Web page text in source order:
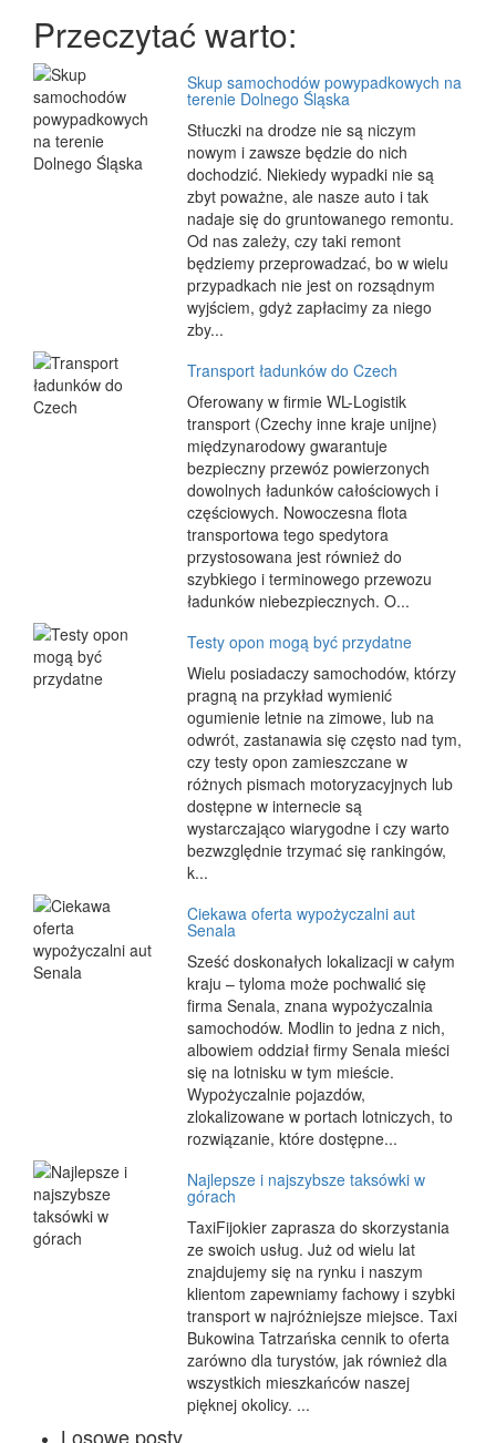
Przeczytać warto:
Skup samochodów powypadkowych na
terenie Dolnego Śląska
Stłuczki na drodze nie są niczym
nowym i zawsze będzie do nich
dochodzić. Niekiedy wypadki nie są
zbyt poważne, ale nasze auto i tak
nadaje się do gruntowanego remontu.
Od nas zależy, czy taki remont
będziemy przeprowadzać, bo w wielu
przypadkach nie jest on rozsądnym
wyjściem, gdyż zapłacimy za niego
zby...
Transport ładunków do Czech
Oferowany w firmie WL-Logistik
transport (Czechy inne kraje unijne)
międzynarodowy gwarantuje
bezpieczny przewóz powierzonych
dowolnych ładunków całościowych i
częściowych. Nowoczesna flota
transportowa tego spedytora
przystosowana jest również do
szybkiego i terminowego przewozu
ładunków niebezpiecznych. O...
Testy opon mogą być przydatne
Wielu posiadaczy samochodów, którzy
pragną na przykład wymienić
ogumienie letnie na zimowe, lub na
odwrót, zastanawia się często nad tym,
czy testy opon zamieszczane w
różnych pismach motoryzacyjnych lub
dostępne w internecie są
wystarczająco wiarygodne i czy warto
bezwzględnie trzymać się rankingów,
k...
Ciekawa oferta wypożyczalni aut
Senala
Sześć doskonałych lokalizacji w całym
kraju – tyloma może pochwalić się
firma Senala, znana wypożyczalnia
samochodów. Modlin to jedna z nich,
albowiem oddział firmy Senala mieści
się na lotnisku w tym mieście.
Wypożyczalnie pojazdów,
zlokalizowane w portach lotniczych, to
rozwiązanie, które dostępne...
Najlepsze i najszybsze taksówki w
górach
TaxiFijokier zaprasza do skorzystania
ze swoich usług. Już od wielu lat
znajdujemy się na rynku i naszym
klientom zapewniamy fachowy i szybki
transport w najróżniejsze miejsce. Taxi
Bukowina Tatrzańska cennik to oferta
zarówno dla turystów, jak również dla
wszystkich mieszkańców naszej
pięknej okolicy. ...
Losowe posty